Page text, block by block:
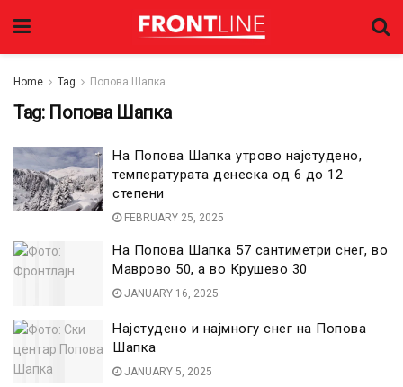
Home Tag Попова Шапка
Tag: Попова Шапка
На Попова Шапка утрово најстудено,
температурата денеска од 6 до 12
степени
FEBRUARY 25, 2025
На Попова Шапка 57 сантиметри снег, во
Маврово 50, а во Крушево 30
JANUARY 16, 2025
Најстудено и најмногу снег на Попова
Шапка
JANUARY 5, 2025